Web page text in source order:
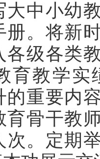
大中小幼
册。将新
各级各类
育教学实
的重要内
育骨干教
次。定期